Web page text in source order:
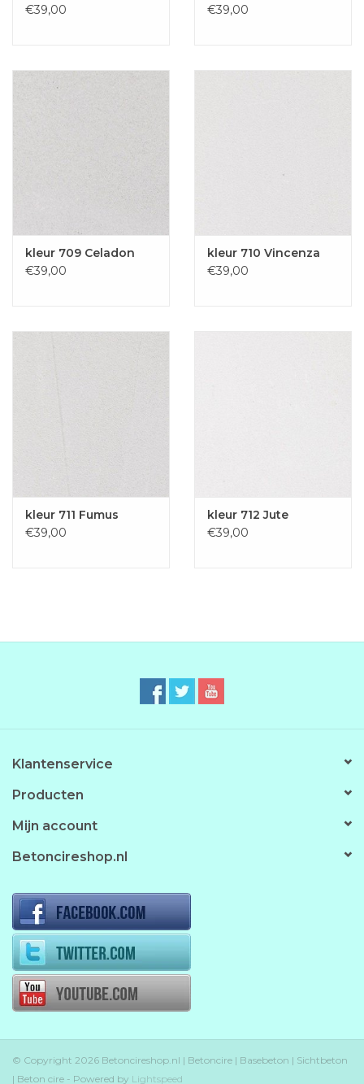
€39,00
€39,00
kleur 709 Celadon
€39,00
kleur 710 Vincenza
€39,00
kleur 711 Fumus
€39,00
kleur 712 Jute
€39,00
Klantenservice
Producten
Mijn account
Betoncireshop.nl
© Copyright 2026 Betoncireshop.nl | Betoncire | Basebeton | Sichtbeton
| Beton cire - Powered by Lightspeed